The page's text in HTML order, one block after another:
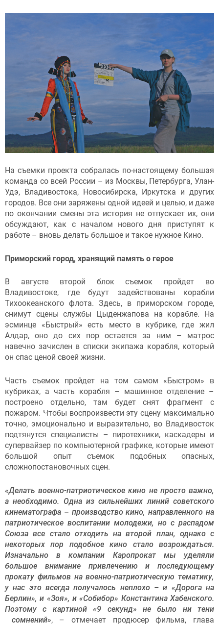
На съемки проекта собралась по-настоящему большая
команда со всей России – из Москвы, Петербурга, Улан-
Удэ, Владивостока, Новосибирска, Иркутска и других
городов. Все они заряжены одной идеей и целью, и даже
по окончании смены эта история не отпускает их, они
обсуждают, как с началом нового дня приступят к
работе – вновь делать большое и такое нужное Кино.
Приморский город, хранящий память о герое
В августе второй блок съемок пройдет во
Владивостоке, где будут задействованы корабли
Тихоокеанского флота. Здесь, в приморском городе,
снимут сцены службы Цыденжапова на корабле. На
эсминце «Быстрый» есть место в кубрике, где жил
Алдар, оно до сих пор остается за ним – матрос
навечно зачислен в списки экипажа корабля, который
он спас ценой своей жизни.
Часть съемок пройдет на том самом «Быстром» в
кубриках, а часть корабля – машинное отделение –
построено отдельно, там будет снят фрагмент с
пожаром. Чтобы воспроизвести эту сцену максимально
точно, эмоционально и выразительно, во Владивосток
подтянутся специалисты – пиротехники, каскадеры и
супервайзер по компьютерной графике, которые имеют
большой опыт съемок подобных опасных,
сложнопостановочных сцен.
«Делать военно-патриотическое кино не просто важно,
а необходимо. Одна из сильнейших линий советского
кинематографа – производство кино, направленного на
патриотическое воспитании молодежи, но с распадом
Союза все стало отходить на второй план, однако с
некоторых пор подобное кино стало возрождаться.
Изначально в компании Каропрокат мы уделяли
большое внимание привлечению и последующему
прокату фильмов на военно-патриотическую тематику,
у нас это всегда получалось неплохо – и «Дорога на
Берлин», и «Зоя», и «Собибор» Константина Хабенского.
Поэтому с картиной «9 секунд» не было ни тени
сомнений», – отмечает продюсер фильма, глава